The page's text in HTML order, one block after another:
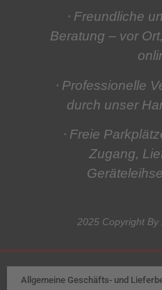
⋅ Freundliche
Beratung – vor
⋅ Professionelle
durch unser
⋅ Freie
Zugang,
2025 Copyright
Allgemeine Geschäfts- und